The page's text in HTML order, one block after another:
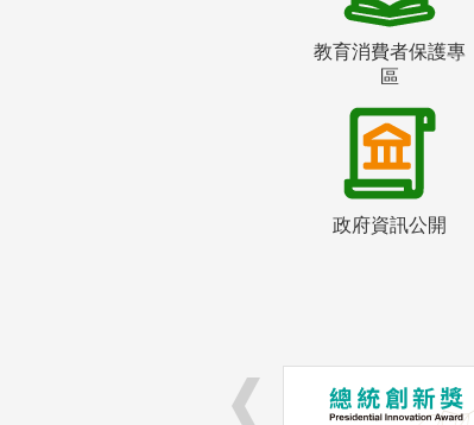
教育消費者保護專
區
政府資訊公開